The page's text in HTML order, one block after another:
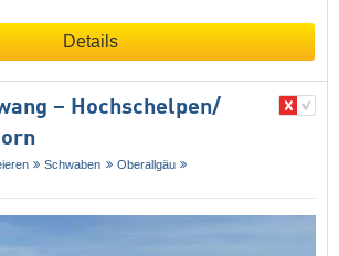
Details
– Hochschelpen/​
Schwaben
Oberallgäu